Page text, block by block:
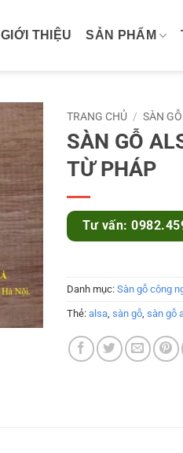
GIỚI THIỆU SẢN PHẨM
TRANG CHỦ / SÀN
SÀN GỖ
TỪ PHÁP
Tư vấn:
Danh mục: Sàn gỗ công
Thẻ: alsa, sàn gỗ, sàn gỗ